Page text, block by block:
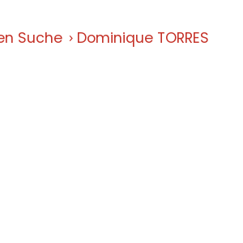
Suche Dominique TORRES